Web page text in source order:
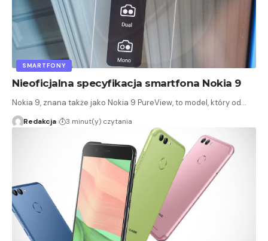
SMARTFONY
Nieoficjalna specyfikacja smartfona Nokia 9
Nokia 9, znana także jako Nokia 9 PureView, to model, który od…
Redakcja 3 minut(y) czytania